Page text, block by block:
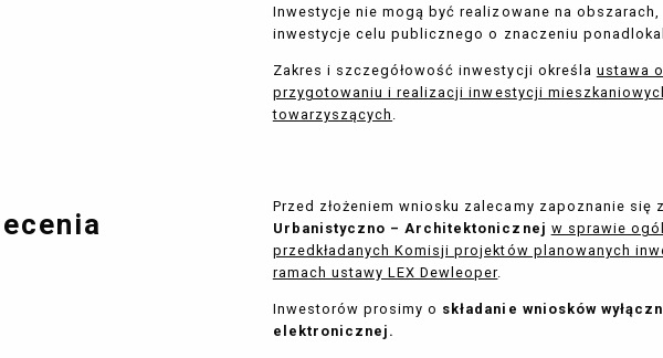
Inwestycje nie mogą być realizowane na
inwestycje celu publicznego o znaczeniu
Zakres i szczegółowość inwestycji określa ustawa
przygotowaniu i realizacji inwestycji
towarzyszących
Przed złożeniem wniosku zalecamy zapoznanie się z
Urbanistyczno – Architektonicznej w sprawie
przedkładanych Komisji projektów planowanych
ramach ustawy LEX Dewleoper.
Inwestorów prosimy o składanie wniosków
elektronicznej.